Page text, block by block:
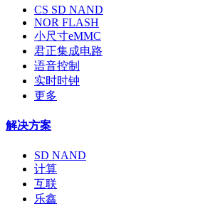
CS SD NAND
NOR FLASH
小尺寸eMMC
君正集成电路
语音控制
实时时钟
更多
解决方案
SD NAND
计算
互联
乐鑫